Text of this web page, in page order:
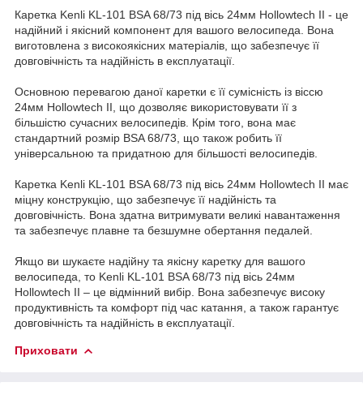
Каретка Kenli KL-101 BSA 68/73 під вісь 24мм Hollowtech II - це
надійний і якісний компонент для вашого велосипеда. Вона
виготовлена з високоякісних матеріалів, що забезпечує її
довговічність та надійність в експлуатації.
Основною перевагою даної каретки є її сумісність із віссю
24мм Hollowtech II, що дозволяє використовувати її з
більшістю сучасних велосипедів. Крім того, вона має
стандартний розмір BSA 68/73, що також робить її
універсальною та придатною для більшості велосипедів.
Каретка Kenli KL-101 BSA 68/73 під вісь 24мм Hollowtech II має
міцну конструкцію, що забезпечує її надійність та
довговічність. Вона здатна витримувати великі навантаження
та забезпечує плавне та безшумне обертання педалей.
Якщо ви шукаєте надійну та якісну каретку для вашого
велосипеда, то Kenli KL-101 BSA 68/73 під вісь 24мм
Hollowtech II – це відмінний вибір. Вона забезпечує високу
продуктивність та комфорт під час катання, а також гарантує
довговічність та надійність в експлуатації.
Приховати